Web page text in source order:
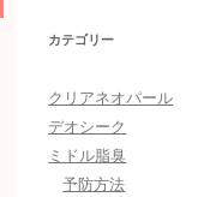
カテゴリー
クリアネオパール
デオシーク
ミドル脂臭
予防方法